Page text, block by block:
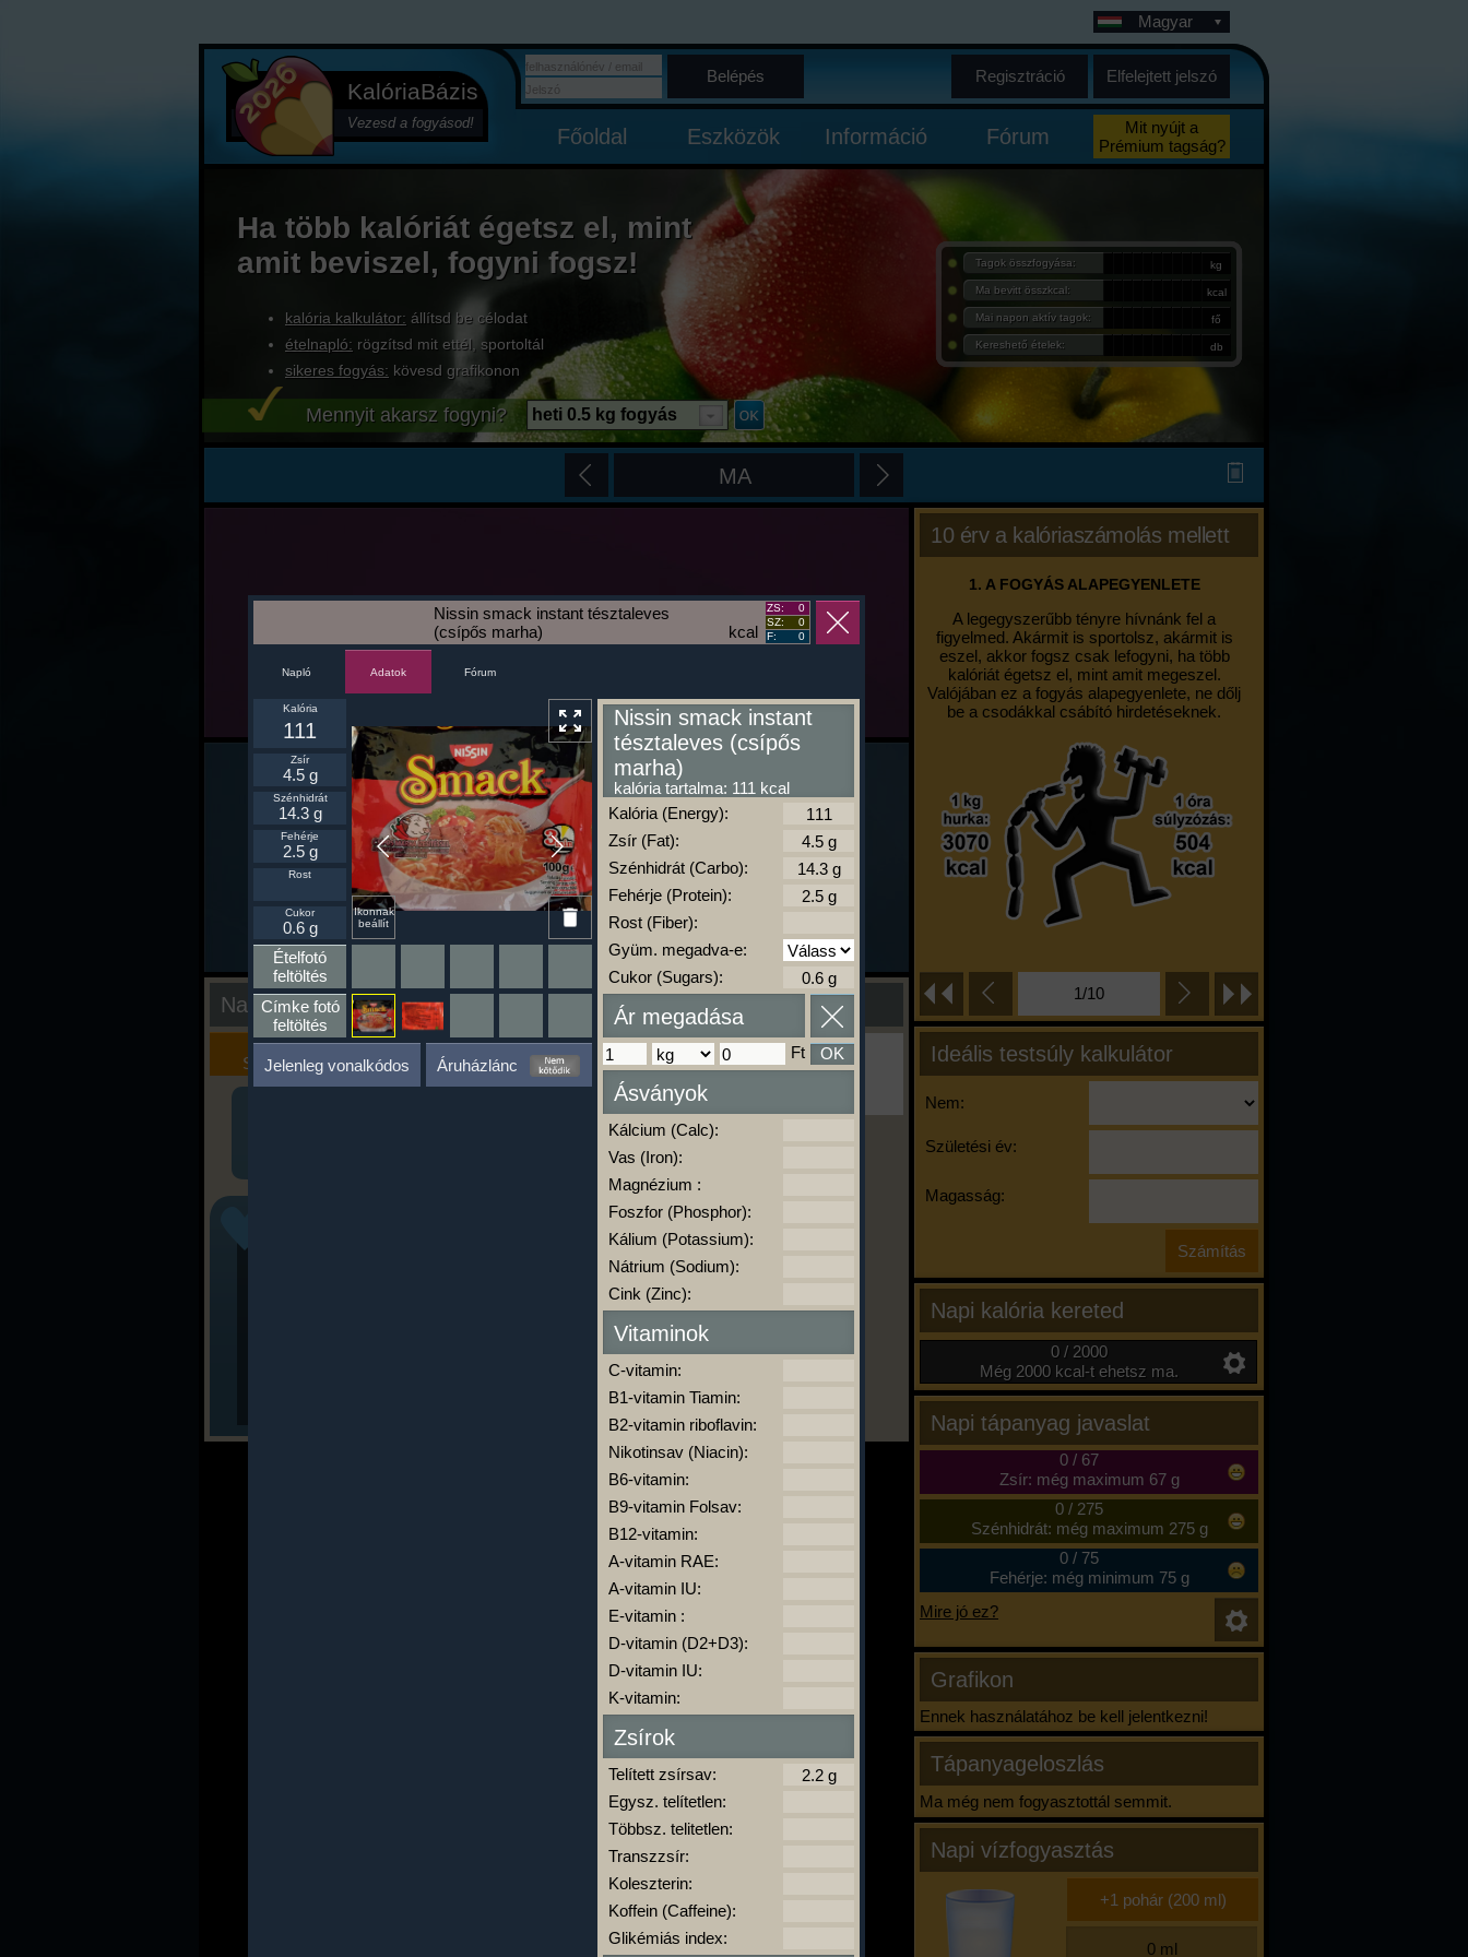
KalóriaBázis
Vezesd a fogyásod!
Magyar
Belépés Regisztráció Elfelejtett jelszó
Főoldal Eszközök Információ Fórum
Mit nyújt a
Prémium tagság?
Ha több kalóriát égetsz el, mint
amit beviszel, fogyni fogsz!
kalória kalkulátor: állítsd be célodat
ételnapló: rögzítsd mit ettél, sportoltál
sikeres fogyás: kövesd grafikonon
Tagok összfogyása: kg
Ma bevitt összkcal: kcal
Mai napon aktív tagok: fő
Kereshető ételek: db
Mennyit akarsz fogyni? heti 0.5 kg fogyás
MA
10 érv a kalóriaszámolás mellett
1. A FOGYÁS ALAPEGYENLETE
A legegyszerűbb tényre hívnánk fel a
figyelmed. Akármit is sportolsz, akármit is
eszel, akkor fogsz csak lefogyni, ha több
kalóriát égetsz el, mint amit megeszel.
Valójában ez a fogyás alapegyenlete, ne dőlj
be a csodákkal csábító hirdetéseknek.
1/10
Ideális testsúly kalkulátor
Nem:
Születési év:
Magasság:
Napi kalória kereted
0 / 2000
Még 2000 kcal-t ehetsz ma.
Napi tápanyag javaslat
0/ 67
Zsír: még maximum 67 g
0/ 275
Szénhidrát: még maximum 275 g
0/ 75
Fehérje: még minimum 75 g
Mire jó ez?
Grafikon
Ennek használatához be kell jelentkezni!
Tápanyageloszlás
Ma még nem fogyasztottál semmit.
Napi vízfogyasztás
Nap kiértékelése
Kalória
Szimulátor
Szöveges
Értékelés
Ha ma már nem eszel/sportolsz többet,
kattints a kiértékelésre!
A Kalória Szimulátor Prémium funkció.
kalóriabázis.hu
kcal
Nissin smack instant tésztaleves
(csípős marha)
ZS:
0
SZ:
0
F:
0
Napló Adatok Fórum
Ikonnak
beállít
Kalória
111
Zsír
4.5 g
Szénhidrát
14.3 g
Fehérje
2.5 g
Rost
Cukor
0.6 g
Ételfotó
feltöltés
Címke fotó
feltöltés
Jelenleg vonalkódos Áruházlánc
Nissin smack instant
tésztaleves (csípős
marha)
kalória tartalma: 111 kcal
Kalória (Energy):
Zsír (Fat):
Szénhidrát (Carbo):
Fehérje (Protein):
Rost (Fiber):
Gyüm. megadva-e:
Cukor (Sugars):
Ár megadása
Ft OK
Ásványok
Kálcium (Calc):
Vas (Iron):
Magnézium :
Foszfor (Phosphor):
Kálium (Potassium):
Nátrium (Sodium):
Cink (Zinc):
Vitaminok
C-vitamin:
B1-vitamin Tiamin:
B2-vitamin riboflavin:
Nikotinsav (Niacin):
B6-vitamin:
B9-vitamin Folsav:
B12-vitamin:
A-vitamin RAE:
A-vitamin IU:
E-vitamin :
D-vitamin (D2+D3):
D-vitamin IU:
K-vitamin:
Zsírok
Telített zsírsav:
Egysz. telítetlen:
Többsz. telitetlen:
Transzzsír:
Koleszterin:
Koffein (Caffeine):
Glikémiás index: